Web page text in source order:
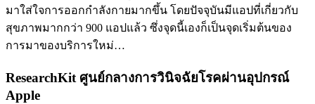
มาใส่ใจการออกกำลังกายมากขึ้น โดยปัจจุบันมีแอปที่เกี่ยวกับ
สุขภาพมากกว่า 900 แอปแล้ว ซึ่งจุดนี้เองก็เป็นจุดเริ่มต้นของ
การมาของบริการใหม่…
ResearchKit ศูนย์กลางการวินิจฉัยโรคผ่านอุปกรณ์
Apple